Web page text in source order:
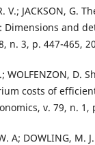
V.; JACKSON,
Dimensions and
n. 3, p. 447-465,
WOLFENZON,
costs of
v. 79, n. 1,
A; DOWLING,